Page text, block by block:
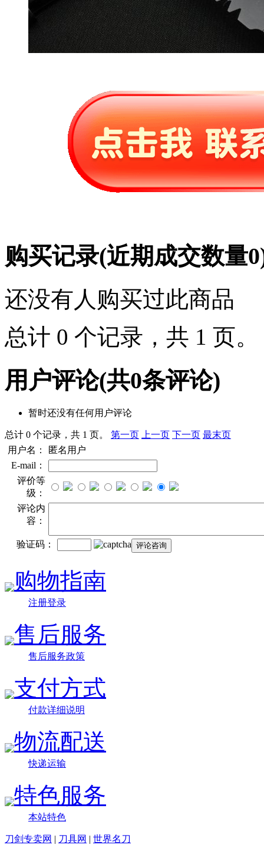
购买记录(近期成交数量0
还没有人购买过此商品
总计 0 个记录，共 1 页。
用户评论(共0条评论)
暂时还没有任何用户评论
总计 0 个记录，共 1 页。 第一页 上一页 下一页 最末页
用户名：
匿名用户
E-mail：
评价等
级：
评论内
容：
验证码：
购物指南
注册登录
售后服务
售后服务政策
支付方式
付款详细说明
物流配送
快递运输
特色服务
本站特色
刀剑专卖网 | 刀具网 | 世界名刀